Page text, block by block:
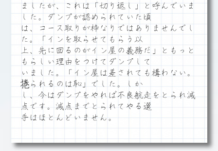
ましたが、これは「切り返し」と呼んでいま
した。ダンプが認められていた頃
は、コース取りが枠なりではありませんでし
た。「インを取らせてもらう以
上、先に回るのがイン屋の義務だ」ともっと
もらしい理由をつけてダンプして
いました。「イン屋は差されても構わない。
捲られるのは恥」でした。しか
し、今はダンプをやれば不良航走をとられ減
点です。減点までとられてやる選
手はほとんどいません。